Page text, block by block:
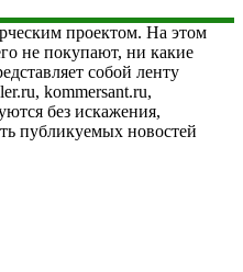
проектом. На этом
не покупают, ни какие
собой ленту
kommersant.ru,
без искажения,
публикуемых новостей